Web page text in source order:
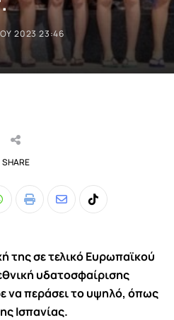
2023 23:46
SHARE
Print
ShareTiktok
της σε τελικό Ευρωπαϊκού
υδατοσφαίρισης
να περάσει το υψηλό, όπως
Ισπανίας.